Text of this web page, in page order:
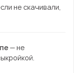
не скачивали,
— не